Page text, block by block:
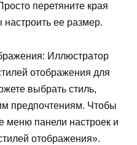
перетяните края
настроить ее размер.
Иллюстратор
отображения для
выбрать стиль,
предпочтениям. Чтобы
меню панели настроек и
отображения».